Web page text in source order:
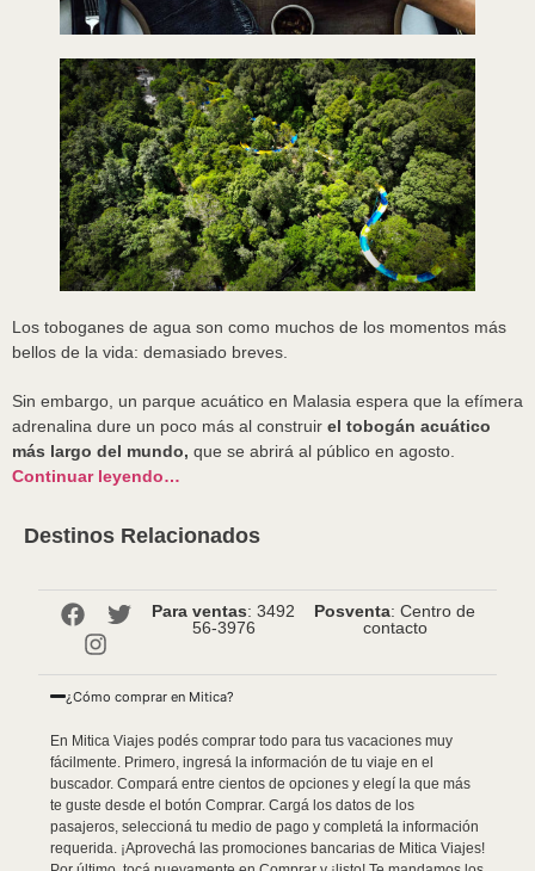
Los toboganes de agua son como muchos de los momentos más
bellos de la vida: demasiado breves.
Sin embargo, un parque acuático en Malasia espera que la efímera
adrenalina dure un poco más al construir el tobogán acuático
más largo del mundo, que se abrirá al público en agosto.
Continuar leyendo…
Destinos Relacionados
Para ventas: 3492
56-3976
Posventa: Centro de
contacto
¿Cómo comprar en Mitica?
En Mitica Viajes podés comprar todo para tus vacaciones muy
fácilmente. Primero, ingresá la información de tu viaje en el
buscador. Compará entre cientos de opciones y elegí la que más
te guste desde el botón Comprar. Cargá los datos de los
pasajeros, seleccioná tu medio de pago y completá la información
requerida. ¡Aprovechá las promociones bancarias de Mitica Viajes!